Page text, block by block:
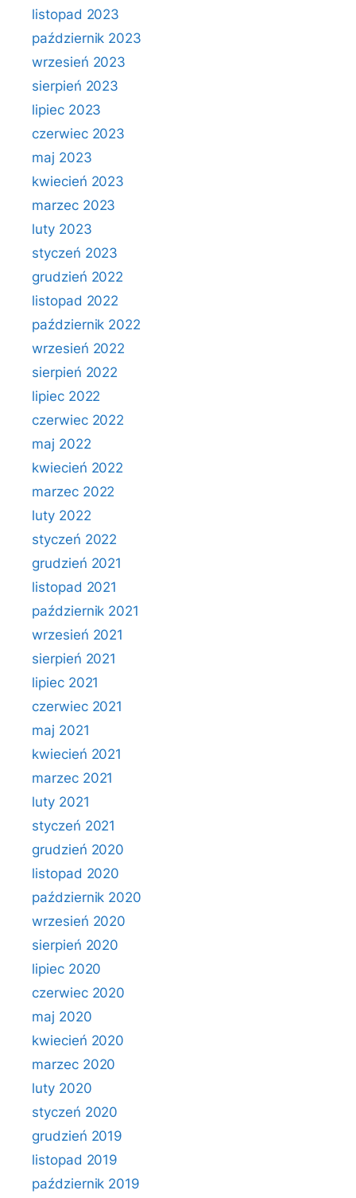
listopad 2023
październik 2023
wrzesień 2023
sierpień 2023
lipiec 2023
czerwiec 2023
maj 2023
kwiecień 2023
marzec 2023
luty 2023
styczeń 2023
grudzień 2022
listopad 2022
październik 2022
wrzesień 2022
sierpień 2022
lipiec 2022
czerwiec 2022
maj 2022
kwiecień 2022
marzec 2022
luty 2022
styczeń 2022
grudzień 2021
listopad 2021
październik 2021
wrzesień 2021
sierpień 2021
lipiec 2021
czerwiec 2021
maj 2021
kwiecień 2021
marzec 2021
luty 2021
styczeń 2021
grudzień 2020
listopad 2020
październik 2020
wrzesień 2020
sierpień 2020
lipiec 2020
czerwiec 2020
maj 2020
kwiecień 2020
marzec 2020
luty 2020
styczeń 2020
grudzień 2019
listopad 2019
październik 2019